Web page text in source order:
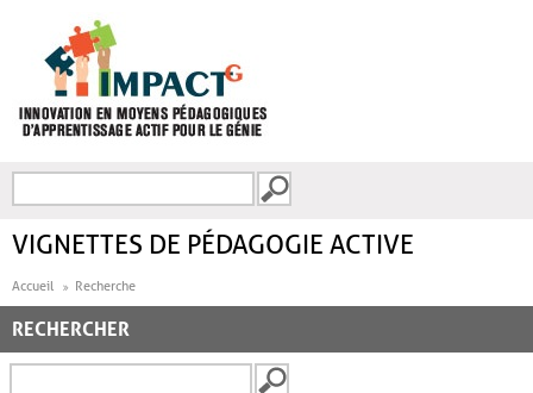
FORMULAIRE DE
VIGNETTES DE PÉDAGOGIE ACTIVE
Accueil Recherche
RECHERCHER